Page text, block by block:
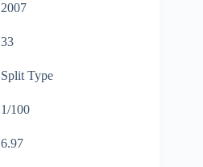
2007
33
Split Type
1/100
6.97